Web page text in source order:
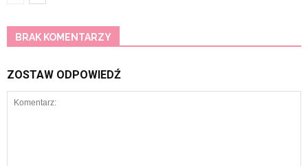
BRAK KOMENTARZY
ZOSTAW ODPOWIEDŹ